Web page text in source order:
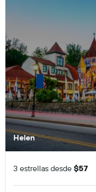
Helen
3 estrellas desde $57